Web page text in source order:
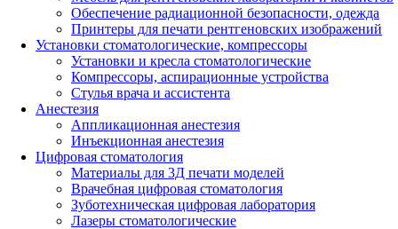
Обеспечение радиационной безопасности, одежда
Принтеры для печати рентгеновских изображений
Установки стоматологические, компрессоры
Установки и кресла стоматологические
Компрессоры, аспирационные устройства
Стулья врача и ассистента
Анестезия
Аппликационная анестезия
Инъекционная анестезия
Цифровая стоматология
Материалы для 3Д печати моделей
Врачебная цифровая стоматология
Зуботехническая цифровая лаборатория
Лазеры стоматологические